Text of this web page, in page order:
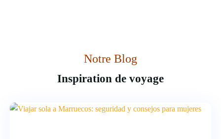
Notre Blog
Inspiration de voyage